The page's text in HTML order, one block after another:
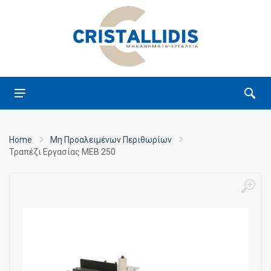
Home
Μη Προαλειμένων Περιθωρίων
Τραπέζι Εργασίας MEB 250